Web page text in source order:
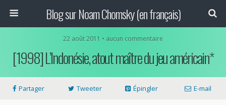
Blog sur Noam Chomsky (en français)
22 août 2011 • aucun commentaire
[1998] L’Indonésie, atout maître du jeu américain*
Partager Tweeter Épingler E-mail